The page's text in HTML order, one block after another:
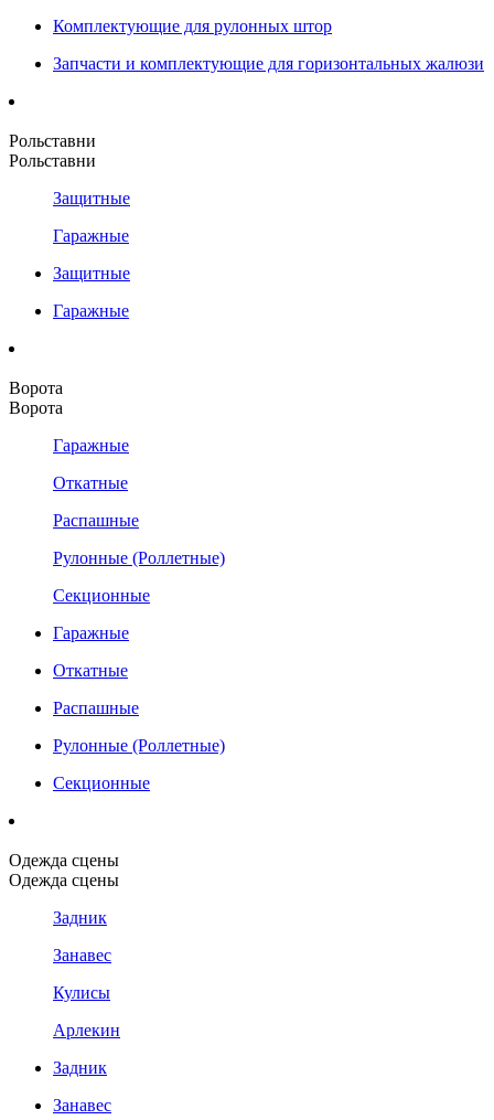
Комплектующие для рулонных штор
Запчасти и комплектующие для горизонтальных жалюзи
Рольставни
Рольставни
Защитные
Гаражные
Защитные
Гаражные
Ворота
Ворота
Гаражные
Откатные
Распашные
Рулонные (Роллетные)
Секционные
Гаражные
Откатные
Распашные
Рулонные (Роллетные)
Секционные
Одежда сцены
Одежда сцены
Задник
Занавес
Кулисы
Арлекин
Задник
Занавес